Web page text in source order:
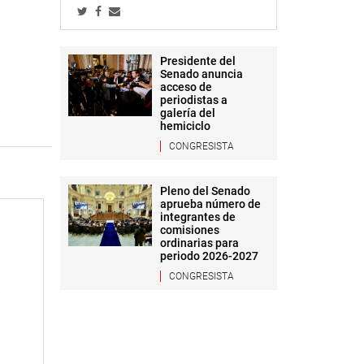
Presidente del
Senado anuncia
acceso de
periodistas a
galería del
hemiciclo
CONGRESISTA
Pleno del Senado
aprueba número de
integrantes de
comisiones
ordinarias para
periodo 2026-2027
CONGRESISTA